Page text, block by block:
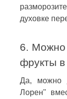
духовке
6. Можно
фрукты
Да, можно
Лорен"